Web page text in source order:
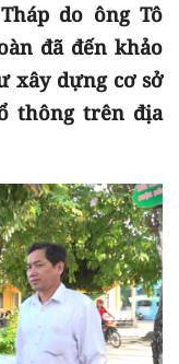
do ông Tô
đã đến khảo
xây dựng cơ sở
thông trên địa